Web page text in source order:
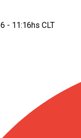
- 11:16hs CLT